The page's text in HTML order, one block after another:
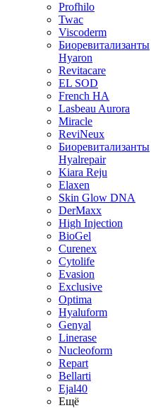
Profhilo
Twac
Viscoderm
Биоревитализанты
Hyaron
Revitacare
EL SOD
French HA
Lasbeau Aurora
Miracle
ReviNeux
Биоревитализанты
Hyalrepair
Kiara Reju
Elaxen
Skin Glow DNA
DerMaxx
High Injection
BioGel
Curenex
Cytolife
Evasion
Exclusive
Optima
Hyaluform
Genyal
Linerase
Nucleoform
Repart
Bellarti
Ejal40
Ещё